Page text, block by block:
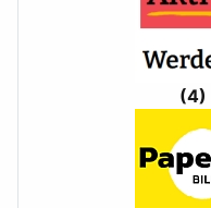
(4)